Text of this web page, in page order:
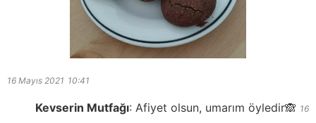
16 Mayıs 2021 10:41
Kevserin Mutfağı: Afiyet olsun, umarım öyledir🙈 16